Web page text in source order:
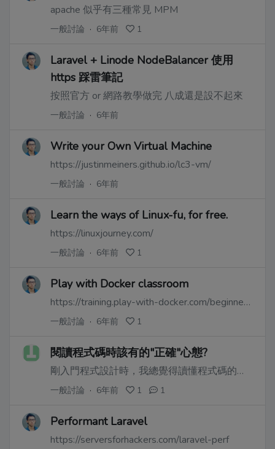
apache 似乎有三種常見 MPM
一般討論 · 6年前 1
Laravel + Linode NodeBalancer 使用
https 踩雷筆記
按照官方 or 網路教學做完 八成還是設不起來
一般討論 · 6年前
Write your Own Virtual Machine
https://justinmeiners.github.io/lc3-vm/
一般討論 · 6年前
Learn the ways of Linux-fu, for free.
https://linuxjourney.com/
一般討論 · 6年前 1
Play with Docker classroom
https://training.play-with-docker.com/beginner-linux/
一般討論 · 6年前 1
閱讀程式碼時該有的"正確"心態?
剛入門程式設計時，我總覺得讀懂程式碼的責任完全在我的身上。
一般討論 · 6年前 1 1
Performant Laravel
https://serversforhackers.com/laravel-perf